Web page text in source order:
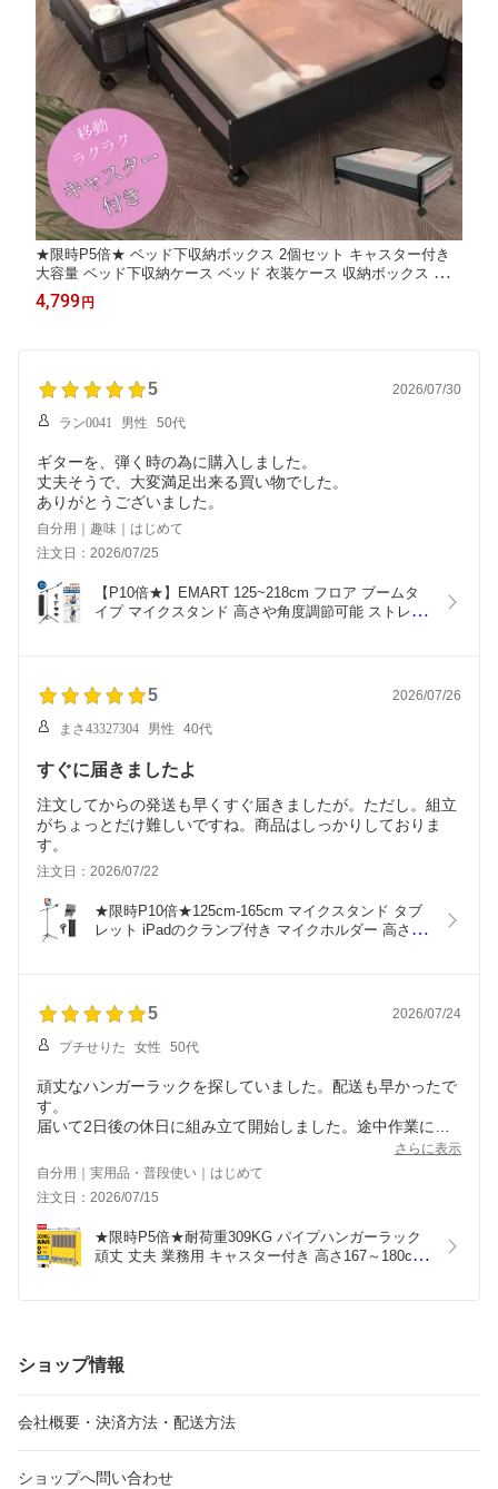
★限時P5倍★ ベッド下収納ボックス 2個セット キャスター付き
大容量 ベッド下収納ケース ベッド 衣装ケース 収納ボックス 衣類
収納 布団ケース 収納 通気 耐久性 透明窓 ベッド下収納箱 衣装ケ
ース コミック収納 漫画収納
4,799 円
5 2026/07/30
ラン0041 男性 50代
ギターを、弾く時の為に購入しました。
丈夫そうで、大変満足出来る買い物でした。
ありがとうございました。
自分用｜趣味｜はじめて
注文日：2026/07/25
【P10倍★】EMART 125~218cm フロア ブームタ
イプ マイクスタンド 高さや角度調節可能 ストレー
5 2026/07/26
まさ43327304 男性 40代
すぐに届きましたよ
注文してからの発送も早くすぐ届きましたが。ただし。組立
がちょっとだけ難しいですね。商品はしっかりしておりま
す。
注文日：2026/07/22
★限時P10倍★125cm-165cm マイクスタンド タブ
レット iPadのクランプ付き マイクホルダー 高さや
5 2026/07/24
プチせりた 女性 50代
頑丈なハンガーラックを探していました。配送も早かったで
す。
届いて2日後の休日に組み立て開始しました。途中作業に不
安がありメールで問合せしたら迅速に返信頂けました。お陰
で安心して取りかかれました。組み立て時間はさほどかかり
ませんでした。
以前から使用中のラックはプラ部品とパイプで出来ていて、
服の重みで外れてしまいますが、こちらの商品は洋服を沢山
掛けていても動かせます。下の棚にバッグも置けて良いで
す。買って良かったです。
さらに表示
自分用｜実用品・普段使い｜はじめて
注文日：2026/07/15
★限時P5倍★耐荷重309KG パイプハンガーラック
頑丈 丈夫 業務用 キャスター付き 高さ167～180cm
ショップ情報
会社概要・決済方法・配送方法
ショップへ問い合わせ